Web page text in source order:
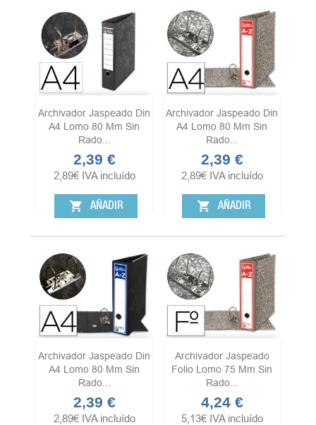
Archivador Jaspeado Din
A4 Lomo 80 Mm Sin
Rado...
Precio
2,39 €
2,89€ IVA incluído
shopping_cart AÑADIR
Archivador Jaspeado Din
A4 Lomo 80 Mm Sin
Rado...
Precio
2,39 €
2,89€ IVA incluído
shopping_cart AÑADIR
Archivador Jaspeado Din
A4 Lomo 80 Mm Sin
Rado...
Precio
2,39 €
2,89€ IVA incluído
Archivador Jaspeado
Folio Lomo 75 Mm Sin
Rado...
Precio
4,24 €
5,13€ IVA incluído